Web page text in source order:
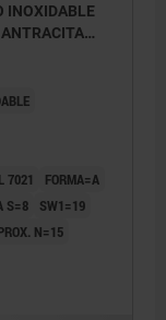
INOXIDABLE
7021
FORMA=A
S=8
SW1=19
N=15